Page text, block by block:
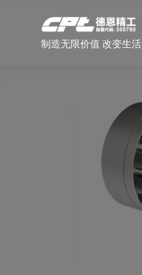
制造无限价值 改变生活